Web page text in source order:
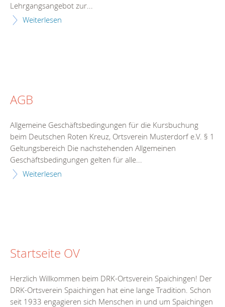
Lehrgangsangebot zur...
Weiterlesen
AGB
Allgemeine Geschäftsbedingungen für die Kursbuchung
beim Deutschen Roten Kreuz, Ortsverein Musterdorf e.V. § 1
Geltungsbereich Die nachstehenden Allgemeinen
Geschäftsbedingungen gelten für alle...
Weiterlesen
Startseite OV
Herzlich Willkommen beim DRK-Ortsverein Spaichingen! Der
DRK-Ortsverein Spaichingen hat eine lange Tradition. Schon
seit 1933 engagieren sich Menschen in und um Spaichingen